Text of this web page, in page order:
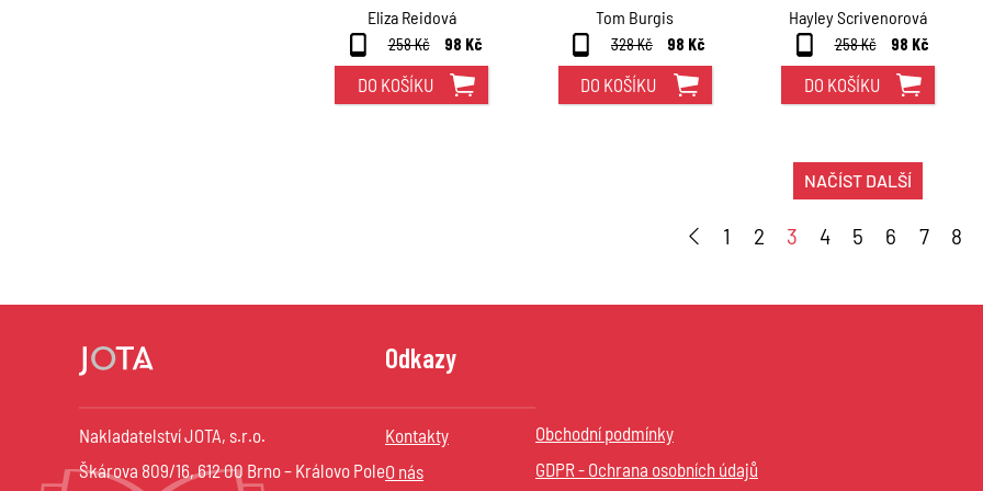
Eliza Reidová
258 Kč
98 Kč
DO KOŠÍKU
Tom Burgis
328 Kč
98 Kč
DO KOŠÍKU
Hayley Scrivenorová
258 Kč
98 Kč
DO KOŠÍKU
NAČÍST DALŠÍ
1 2 3 4 5 6 7 8
Nakladatelství JOTA, s.r.o.
Škárova 809/16, 612 00 Brno – Královo Pole
Odkazy
Kontakty
O nás
Obchodní podmínky
GDPR - Ochrana osobních údajů